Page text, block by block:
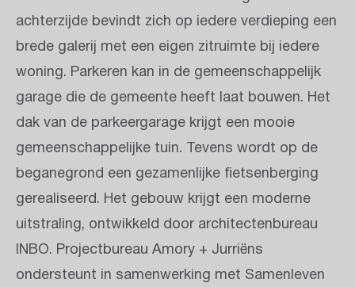
achterzijde bevindt zich op iedere verdieping een
brede galerij met een eigen zitruimte bij iedere
woning. Parkeren kan in de gemeenschappelijk
garage die de gemeente heeft laat bouwen. Het
dak van de parkeergarage krijgt een mooie
gemeenschappelijke tuin. Tevens wordt op de
beganegrond een gezamenlijke fietsenberging
gerealiseerd. Het gebouw krijgt een moderne
uitstraling, ontwikkeld door architectenbureau
INBO. Projectbureau Amory + Jurriëns
ondersteunt in samenwerking met Samenleven